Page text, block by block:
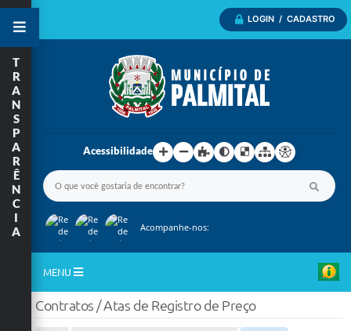
LOGIN / CADASTRO
Acessibilidade
Acompanhe-nos:
MENU
Inicio
T
R
A
N
S
P
A
R
Ê
N
C
I
A
Contratos / Atas de Registro de Preço